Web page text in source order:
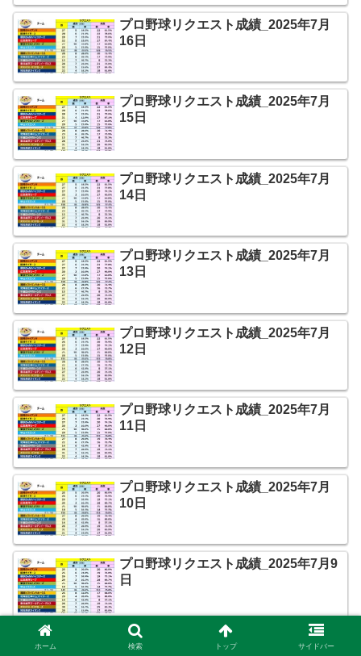
プロ野球リクエスト成績_2025年7月
16日
プロ野球リクエスト成績_2025年7月
15日
プロ野球リクエスト成績_2025年7月
14日
プロ野球リクエスト成績_2025年7月
13日
プロ野球リクエスト成績_2025年7月
12日
プロ野球リクエスト成績_2025年7月
11日
プロ野球リクエスト成績_2025年7月
10日
プロ野球リクエスト成績_2025年7月9
日
プロ野球リクエスト成績_2025年7月8
ホーム 検索 トップ サイドバー